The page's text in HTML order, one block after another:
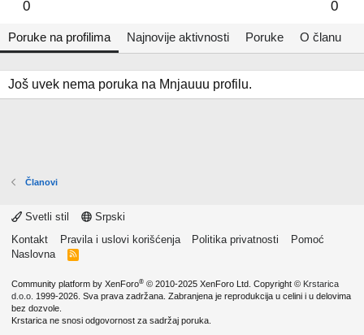
0 0
Poruke na profilima Najnovije aktivnosti Poruke O članu
Još uvek nema poruka na Mnjauuu profilu.
Članovi
Svetli stil
Srpski
Kontakt
Pravila i uslovi korišćenja Politika privatnosti
Pomoć
Naslovna
R
Community platform by XenForo® © 2010-2025 XenForo Ltd. Copyright © Krstarica
d.o.o. 1999-2026. Sva prava zadržana. Zabranjena je reprodukcija u celini i u delovima
bez dozvole.
Krstarica ne snosi odgovornost za sadržaj poruka.